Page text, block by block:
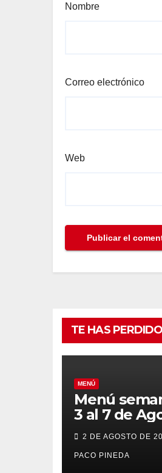
Nombre
Correo electrónico
Web
TE HAS
MENÚ
Menú
3 al 7 de
2026
2 DE AGOSTO DE
PACO PINEDA